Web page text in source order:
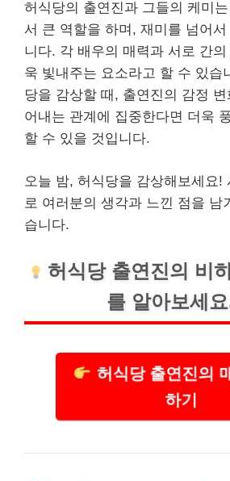
허식당의 출연진과 그들의 케미
서 큰 역할을 하며, 재미를 넘어
니다. 각 배우의 매력과 서로 간
욱 빛내주는 요소라고 할 수 있습
당을 감상할 때, 출연진의 감정
어내는 관계에 집중한다면 더욱
할 수 있을 것입니다.
오늘 밤, 허식당을 감상해보세요!
로 여러분의 생각과 느낀 점을 남
습니다.
허식당 출연진의 비
를 알아보세
허식당 출연진의
하기